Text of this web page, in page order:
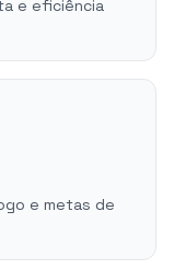
e eficiência
e metas de